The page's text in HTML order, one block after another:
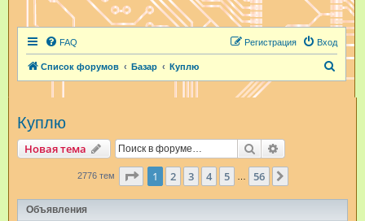
FAQ Вход
Регистрация
Список форумов Базар Куплю
Куплю
Новая тема Поиск
2776 тем Страница из 56
1 2 3 4 5 56
Объявления